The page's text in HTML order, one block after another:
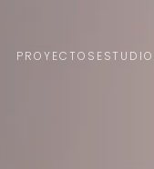
PROYECTOS ESTUDIO